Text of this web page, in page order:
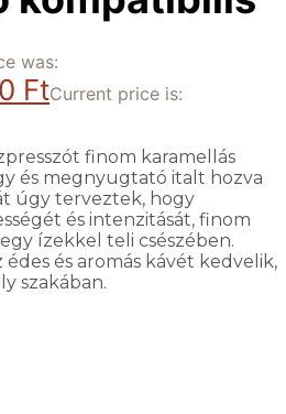
was:
FtCurrent price is:
finom karamellás
és megnyugtató italt hozva
úgy terveztek, hogy
és intenzitását, finom
ízekkel teli csészében.
édes és aromás kávét kedvelik,
szakában.